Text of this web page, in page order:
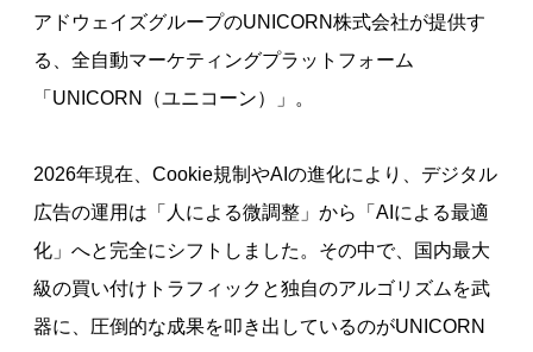
アドウェイズグループのUNICORN株式会社が提供す
る、全自動マーケティングプラットフォーム
「UNICORN（ユニコーン）」。
2026年現在、Cookie規制やAIの進化により、デジタル
広告の運用は「人による微調整」から「AIによる最適
化」へと完全にシフトしました。その中で、国内最大
級の買い付けトラフィックと独自のアルゴリズムを武
器に、圧倒的な成果を叩き出しているのがUNICORN